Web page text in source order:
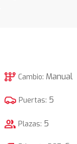
auto_transmission Cambio: Manual
Puertas: 5
group Plazas: 5